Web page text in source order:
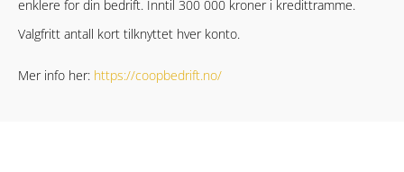
enklere for din bedrift. Inntil 300 000 kroner i kredittramme.
Valgfritt antall kort tilknyttet hver konto.
Mer info her: https://coopbedrift.no/